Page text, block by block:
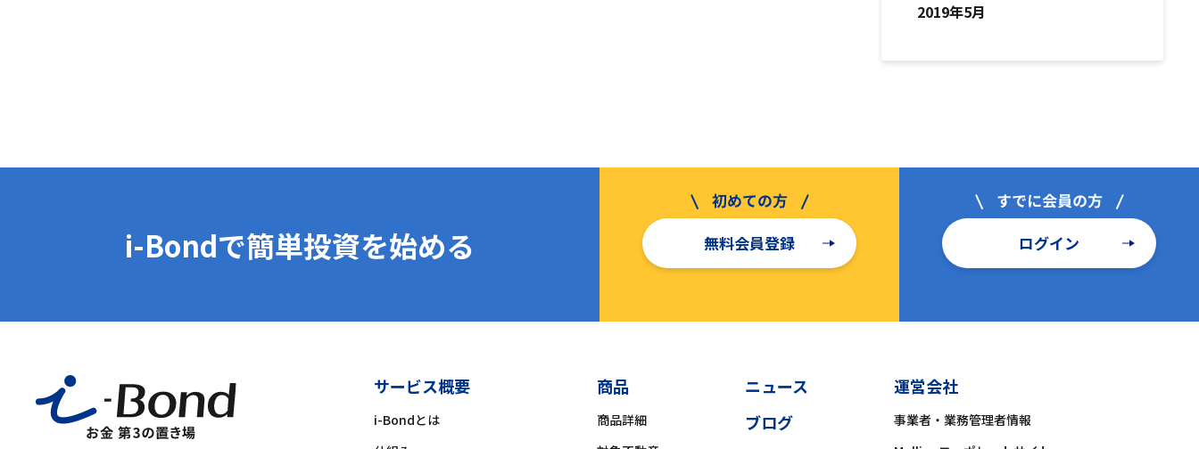
2019年5月
i-Bondで簡単投資を始める 無料会員登録 ログイン
サービス概要
i-Bondとは
商品
商品詳細
ニュース
ブログ
運営会社
事業者・業務管理者情報